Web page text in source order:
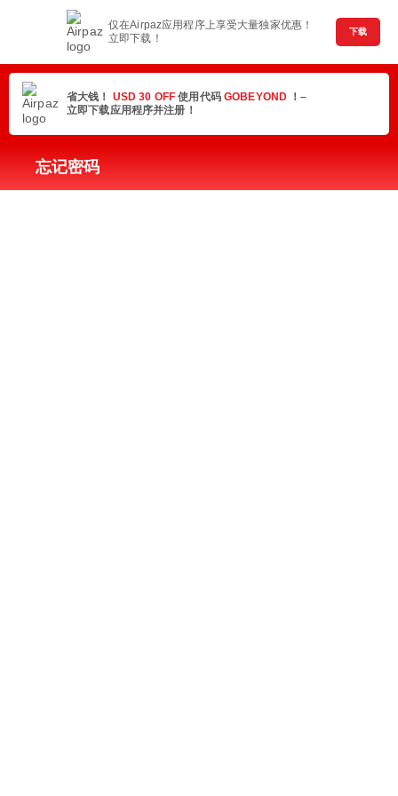
仅在Airpaz应用程序上享受大量独家优惠！
立即下载！
下载
省大钱！ USD 30 OFF使用代码 GOBEYOND ！–
立即下载应用程序并注册！
忘记密码